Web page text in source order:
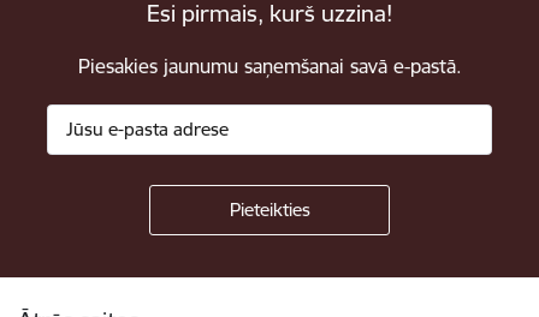
Esi pirmais, kurš uzzina!
Piesakies jaunumu saņemšanai savā e-pastā.